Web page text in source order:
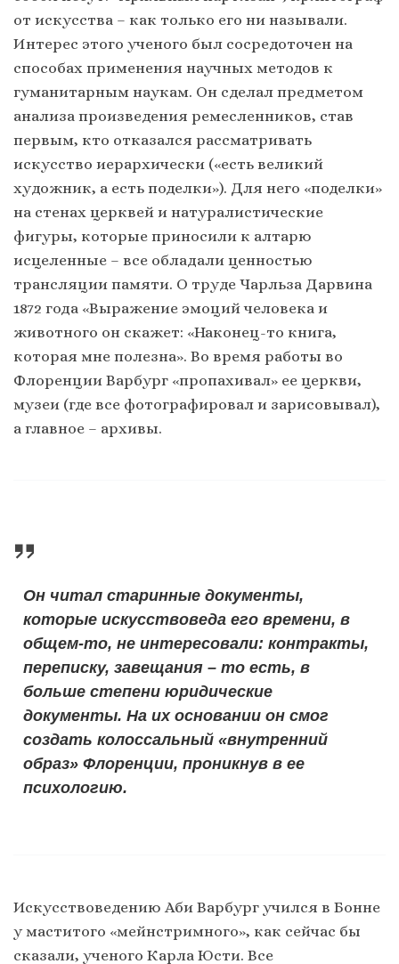
от искусства – как только его ни называли.
Интерес этого ученого был сосредоточен на
способах применения научных методов к
гуманитарным наукам. Он сделал предметом
анализа произведения ремесленников, став
первым, кто отказался рассматривать
искусство иерархически («есть великий
художник, а есть поделки»). Для него «поделки»
на стенах церквей и натуралистические
фигуры, которые приносили к алтарю
исцеленные – все обладали ценностью
трансляции памяти. О труде Чарльза Дарвина
1872 года «Выражение эмоций человека и
животного он скажет: «Наконец-то книга,
которая мне полезна». Во время работы во
Флоренции Варбург «пропахивал» ее церкви,
музеи (где все фотографировал и зарисовывал),
а главное – архивы.
Он читал старинные документы,
которые искусствоведа его времени, в
общем-то, не интересовали: контракты,
переписку, завещания – то есть, в
больше степени юридические
документы. На их основании он смог
создать колоссальный «внутренний
образ» Флоренции, проникнув в ее
психологию.
Искусствоведению Аби Варбург учился в Бонне
у маститого «мейнстримного», как сейчас бы
сказали, ученого Карла Юсти. Все